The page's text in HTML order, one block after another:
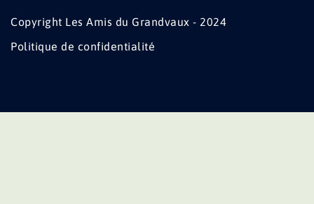
Copyright Les Amis du Grandvaux - 2024
Politique de confidentialité